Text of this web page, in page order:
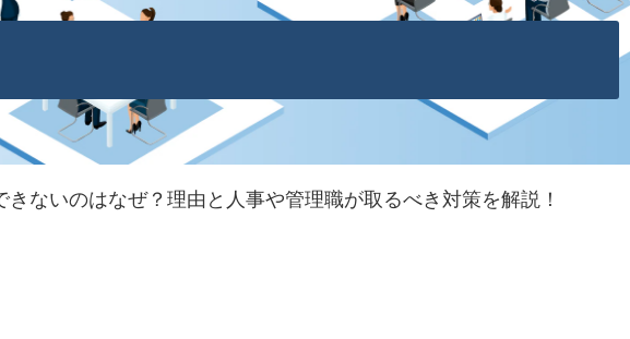
ないのはなぜ？理由と人事や管理職が取るべき対策を解説！